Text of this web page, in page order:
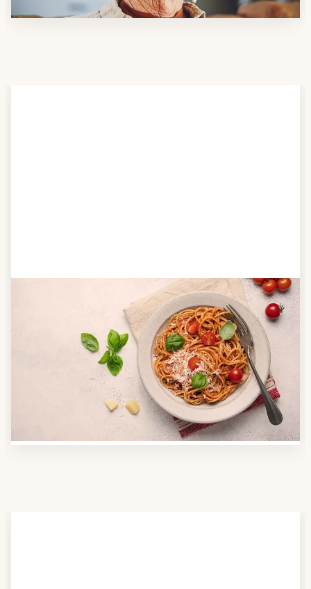
Anbieter finden
Nutzen Sie unsere große Mahlzeiten-Dienst-Suche,
um herauszufinden, welche Anbieter es in Ihrer
Region gibt und welcher am besten zu Ihnen passt.
Verschaffen Sie sich auch einen Überblick über die
Essen auf Rädern-Kosten.